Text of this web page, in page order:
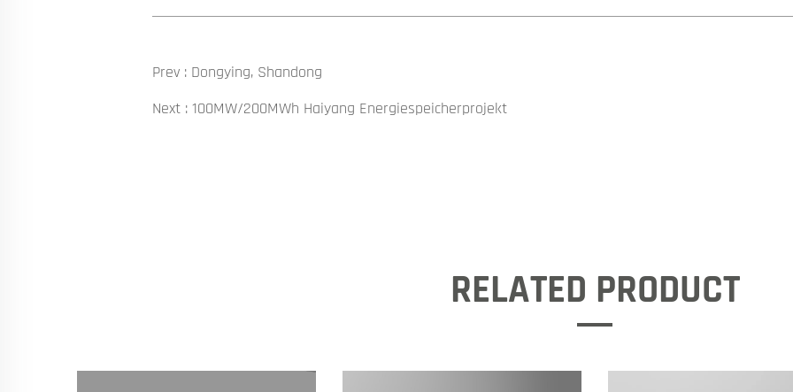
Prev : Dongying, Shandong
Next : 100MW/200MWh Haiyang Energiespeicherprojekt
RELATED PRODUCT